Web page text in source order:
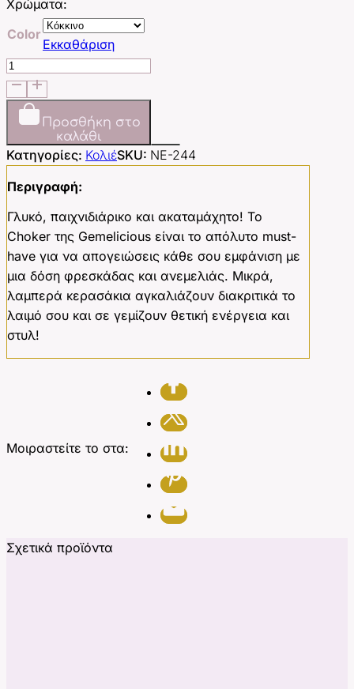
Χρώματα:
Color
Εκκαθάριση
Berry
Cherry
ποσότητα
Προσθήκη στο
καλάθι
Κατηγορίες: ΚολιέSKU: NE-244
Περιγραφή:
Γλυκό, παιχνιδιάρικο και ακαταμάχητο! Το
Choker της Gemelicious είναι το απόλυτο must-
have για να απογειώσεις κάθε σου εμφάνιση με
μια δόση φρεσκάδας και ανεμελιάς. Μικρά,
λαμπερά κερασάκια αγκαλιάζουν διακριτικά το
λαιμό σου και σε γεμίζουν θετική ενέργεια και
στυλ!
Μοιραστείτε το στα:
Σχετικά προϊόντα